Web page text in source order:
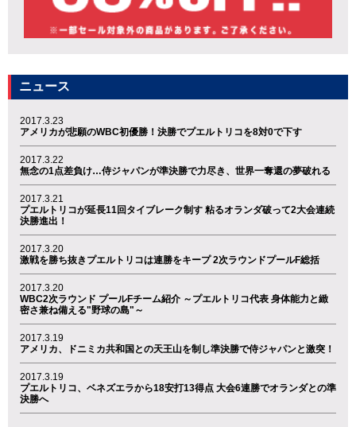
ニュース
2017.3.23
アメリカが悲願のWBC初優勝！決勝でプエルトリコを8対0で下す
2017.3.22
無念の1点差負け…侍ジャパンが準決勝で力尽き、世界一奪還の夢破れる
2017.3.21
プエルトリコが延長11回タイブレーク制す 粘るオランダ破って2大会連続
決勝進出！
2017.3.20
激戦を勝ち抜きプエルトリコは連勝をキープ 2次ラウンドプールF総括
2017.3.20
WBC2次ラウンド プールFチーム紹介 ～プエルトリコ代表 身体能力と緻
密さ兼ね備える"野球の島"～
2017.3.19
アメリカ、ドニミカ共和国との天王山を制し準決勝で侍ジャパンと激突！
2017.3.19
プエルトリコ、ベネズエラから18安打13得点 大会6連勝でオランダとの準
決勝へ